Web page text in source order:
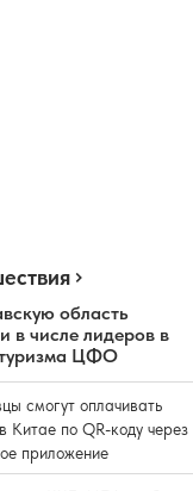
область
в числе лидеров в
ЦФО
смогут оплачивать
Китае по QR-коду через
приложение